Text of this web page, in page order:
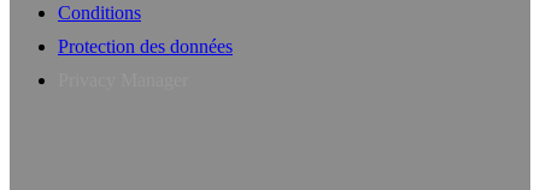
Conditions
Protection des données